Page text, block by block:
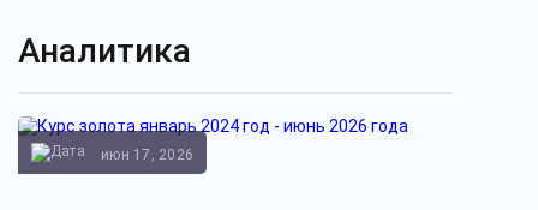
Аналитика
июн 17, 2026